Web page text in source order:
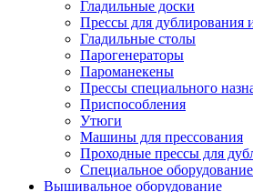
Гладильные доски
Прессы для дублирования
Гладильные столы
Парогенераторы
Пароманекены
Прессы специального
Приспособления
Утюги
Машины для прессования
Проходные прессы для
Специальное
Вышивальное оборудование